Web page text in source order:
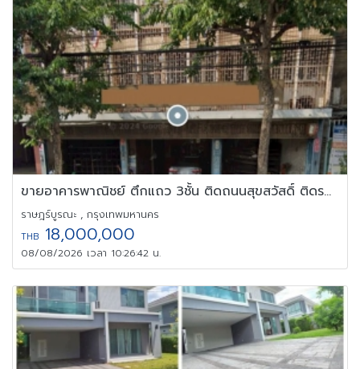
ขายอาคารพาณิชย์ ตึกแถว 3ชั้น ติดถนนสุขสวัสดิ์ ติดรถไฟฟ้าสีม่วง
ราษฎร์บูรณะ , กรุงเทพมหานคร
THB 18,000,000
08/08/2026 เวลา 10:26:42 น.